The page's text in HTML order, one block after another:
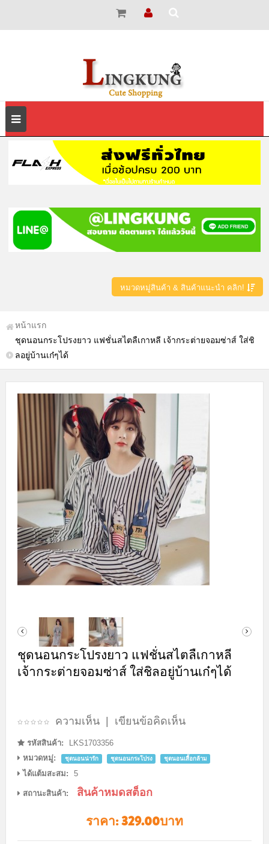
หมวดหมู่สินค้า & สินค้าแนะนำ คลิก!
หน้าแรก
ชุดนอนกระโปรงยาว แฟชั่นสไตลืเกาหลี เจ้ากระต่ายจอมซ่าส์ ใส่ชิ
ลอยู่บ้านเก๋ๆได้
ชุดนอนกระโปรงยาว แฟชั่นสไตลืเกาหลี
เจ้ากระต่ายจอมซ่าส์ ใส่ชิลอยู่บ้านเก๋ๆได้
ความเห็น | เขียนข้อคิดเห็น
รหัสสินค้า:
LKS1703356
หมวดหมู่:
ชุดนอนน่ารัก ชุดนอนกระโปรง ชุดนอนเสื้อกล้าม
ได้แต้มสะสม: 5
สถานะสินค้า: สินค้าหมดสต็อก
ราคา:329.00บาท